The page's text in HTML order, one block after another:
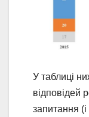
У таблиці
відповідей
запитання